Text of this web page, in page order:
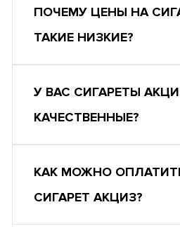
ПОЧЕМУ ЦЕНЫ НА
ТАКИЕ НИЗКИЕ?
У ВАС СИГАРЕТЫ
КАЧЕСТВЕННЫЕ?
КАК МОЖНО
СИГАРЕТ АКЦИЗ?